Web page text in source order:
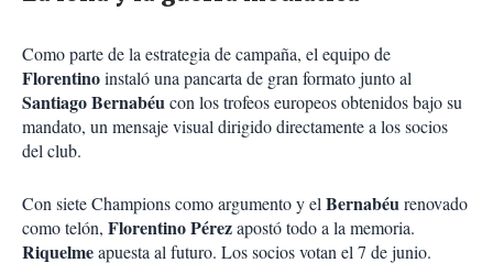
Como parte de la estrategia de campaña, el equipo de
Florentinoinstaló una pancarta de gran formato junto al
Santiago Bernabéucon los trofeos europeos obtenidos bajo su
mandato, un mensaje visual dirigido directamente a los socios
del club.
Con siete Champions como argumento y elBernabéurenovado
como telón, FlorentinoPérezapostó todo a la memoria.
Riquelmeapuesta al futuro. Los socios votan el 7 de junio.